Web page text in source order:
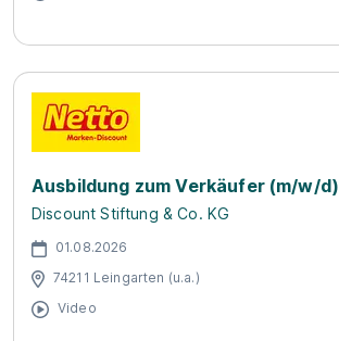
Ausbildung zum Verkäufer (m/w/d)
Discount Stiftung & Co. KG
01.08.2026
74211 Leingarten (u.a.)
Video